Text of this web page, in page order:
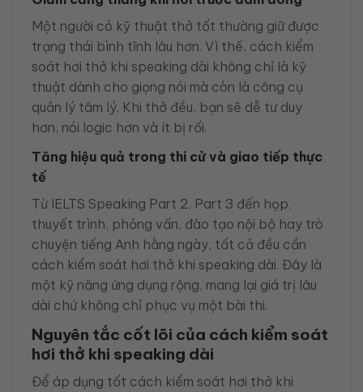
Một người có kỹ thuật thở tốt thường giữ được
trạng thái bình tĩnh lâu hơn. Vì thế, cách kiểm
soát hơi thở khi speaking dài không chỉ là kỹ
thuật dành cho giọng nói mà còn là công cụ
quản lý tâm lý. Khi thở đều, bạn sẽ dễ tư duy
hơn, nói logic hơn và ít bị rối.
Tăng hiệu quả trong thi cử và giao tiếp thực
tế
Từ IELTS Speaking Part 2, Part 3 đến họp,
thuyết trình, phỏng vấn, đào tạo nội bộ hay trò
chuyện tiếng Anh hằng ngày, tất cả đều cần
cách kiểm soát hơi thở khi speaking dài. Đây là
một kỹ năng ứng dụng rộng, mang lại giá trị lâu
dài chứ không chỉ phục vụ một bài thi.
Nguyên tắc cốt lõi của cách kiểm soát
hơi thở khi speaking dài
Để áp dụng tốt cách kiểm soát hơi thở khi